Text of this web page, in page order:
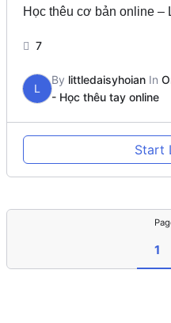
Học thêu cơ bản online –
7
L
By littledaisyhoian In
- Học thêu tay online
Start
1